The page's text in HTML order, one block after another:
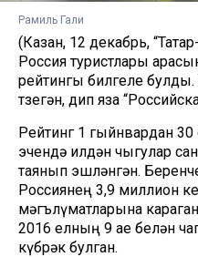
Рамиль Гали
(Казан, 12 декабрь,
Россия туристлары
рейтингы билгеле булды.
төзегән, дип яза
Рейтинг 1 гыйнвардан 30
эчендә илдән чыгулар
таянып эшләнгән.
Россиянең 3,9 миллион
мәгълүматларына
2016 елның 9 ае белән
күбрәк булган.